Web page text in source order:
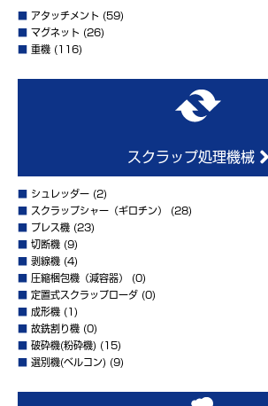
アタッチメント (59)
マグネット (26)
重機 (116)
スクラップ処理機械
シュレッダー (2)
スクラップシャー（ギロチン）
(28)
プレス機 (23)
切断機 (9)
剥線機 (4)
圧縮梱包機（減容器）
(0)
定置式スクラップローダ (0)
成形機 (1)
故銑割り機 (0)
破砕機(粉砕機) (15)
選別機(ベルコン) (9)